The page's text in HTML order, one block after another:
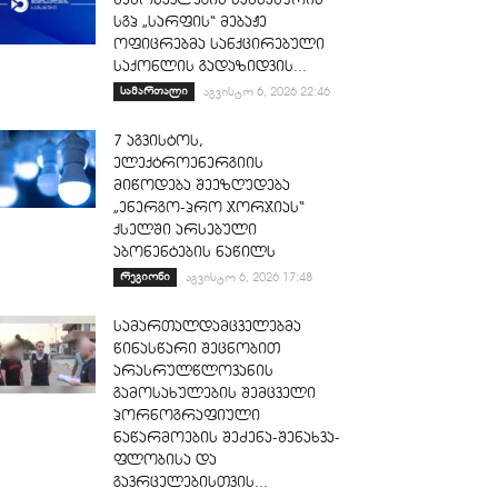
სგპ „სარფის“ მებაჟე
ოფიცრებმა სანქცირებული
საქონლის გადაზიდვის...
სამართალი აგვისტო 6, 2026 22:46
7 აგვისტოს,
ელექტროენერგიის
მიწოდება შეეზღუდება
„ენერგო-პრო ჯორჯიას“
ქსელში არსებული
აბონენტების ნაწილს
რეგიონი აგვისტო 6, 2026 17:48
სამართალდამცველებმა
წინასწარი შეცნობით
არასრულწლოვანის
გამოსახულების შემცველი
პორნოგრაფიული
ნაწარმოების შეძენა-შენახვა-
ფლობისა და
გავრცელებისთვის...